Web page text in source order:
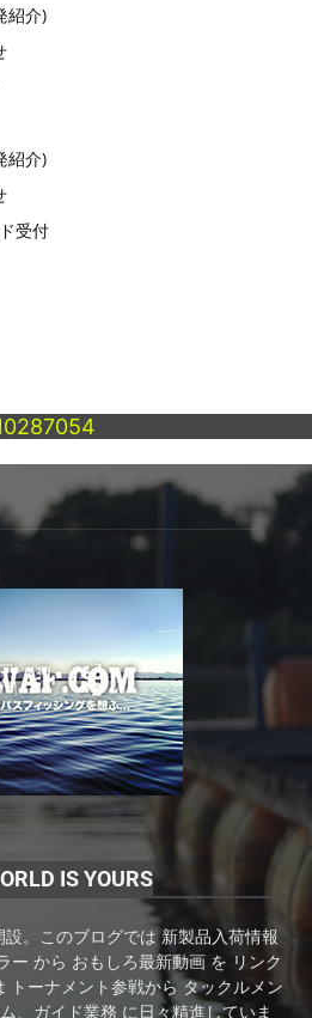
紹介)
紹介)
受付
IS YOURS
。このブログでは 新製品入荷情報
ー から おもしろ最新動画 を リンク
トーナメント参戦から タックルメン
、ガイド業務 に日々精進していま